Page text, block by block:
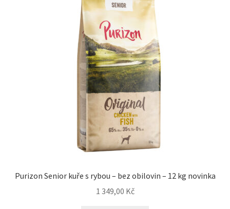
Purizon Senior kuře s rybou – bez obilovin – 12 kg novinka
1 349,00 Kč